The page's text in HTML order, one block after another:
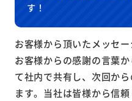
す！
お客様から頂いたメッセ
お客様からの感謝の言葉
て社内で共有し、次回か
ます。当社は皆様から信